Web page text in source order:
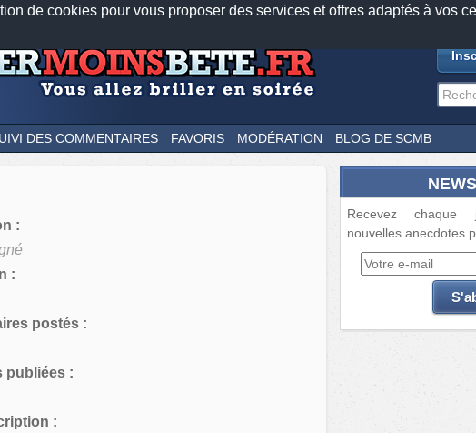
de cookies pour vous proposer des services et offres adaptés à vos
Nos applications mobiles Newsletter Facebook
TwitterFeeds18881
DES COMMENTAIRES FAVORIS MODÉRATION BLOG DE SCMB
:
:
postés :
publiées :
:
Recevez chaque
nouvelles anecdotes